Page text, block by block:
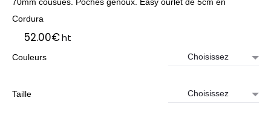
Cordura
52.00€ht
Couleurs
Taille